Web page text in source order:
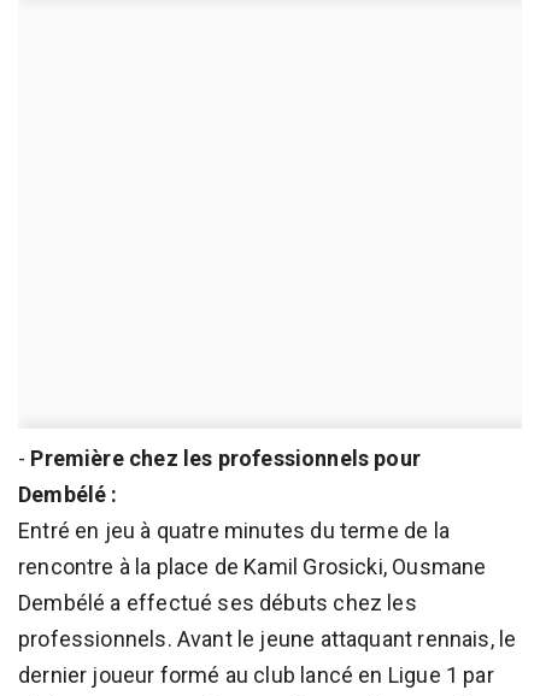
- Première chez les professionnels pour
Dembélé :
Entré en jeu à quatre minutes du terme de la
rencontre à la place de Kamil Grosicki, Ousmane
Dembélé a effectué ses débuts chez les
professionnels. Avant le jeune attaquant rennais, le
dernier joueur formé au club lancé en Ligue 1 par